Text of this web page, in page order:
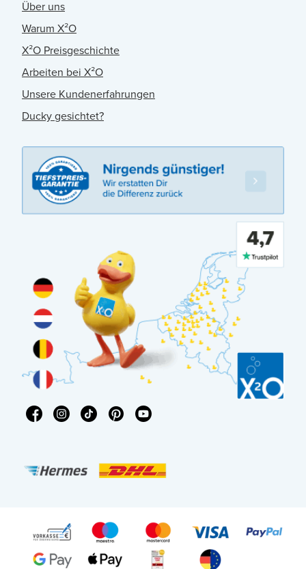
Über uns
Warum X²O
X²O Preisgeschichte
Arbeiten bei X²O
Unsere Kundenerfahrungen
Ducky gesichtet?